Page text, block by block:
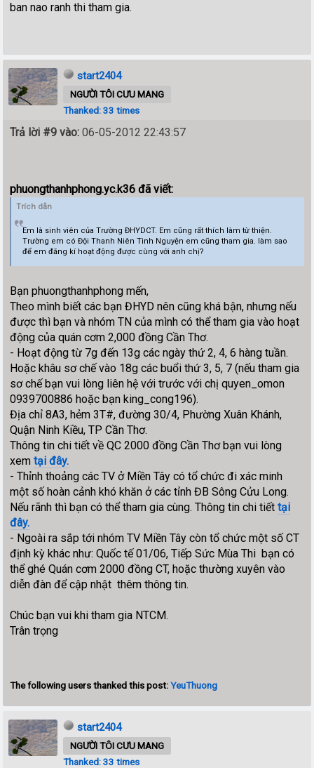
ban nao ranh thi tham gia.
start2404
NGƯỜI TÔI CƯU MANG
Thanked: 33 times
Trả lời #9 vào: 06-05-2012 22:43:57
phuongthanhphong.yc.k36 đã viết:
Trích dẫn
Em là sinh viên của Trường ĐHYDCT. Em cũng rất thích làm từ thiện.
Trường em có Đội Thanh Niên Tình Nguyện em cũng tham gia. làm sao
để em đăng kí hoạt động được cùng với anh chị?
Bạn phuongthanhphong mến,
Theo mình biết các bạn ĐHYD nên cũng khá bận, nhưng nếu
được thì bạn và nhóm TN của mình có thể tham gia vào hoạt
động của quán cơm 2,000 đồng Cần Thơ.
- Hoạt động từ 7g đến 13g các ngày thứ 2, 4, 6 hàng tuần.
Hoặc khâu sơ chế vào 18g các buổi thứ 3, 5, 7 (nếu tham gia
sơ chế bạn vui lòng liên hệ với trước với chị quyen_omon
0939700886 hoặc bạn king_cong196).
Địa chỉ 8A3, hẻm 3T#, đường 30/4, Phường Xuân Khánh,
Quận Ninh Kiều, TP Cần Thơ.
Thông tin chi tiết về QC 2000 đồng Cần Thơ bạn vui lòng
xemtại đây.
- Thỉnh thoảng các TV ở Miền Tây có tổ chức đi xác minh
một số hoàn cảnh khó khăn ở các tỉnh ĐB Sông Cửu Long.
Nếu rãnh thì bạn có thể tham gia cùng. Thông tin chi tiếttại
đây.
- Ngoài ra sắp tới nhóm TV Miền Tây còn tổ chức một số CT
định kỳ khác như: Quốc tế 01/06, Tiếp Sức Mùa Thi bạn có
thể ghé Quán cơm 2000 đồng CT, hoặc thường xuyên vào
diễn đàn để cập nhật thêm thông tin.
Chúc bạn vui khi tham gia NTCM.
Trân trọng
The following users thanked this post:YeuThuong
start2404
NGƯỜI TÔI CƯU MANG
Thanked: 33 times